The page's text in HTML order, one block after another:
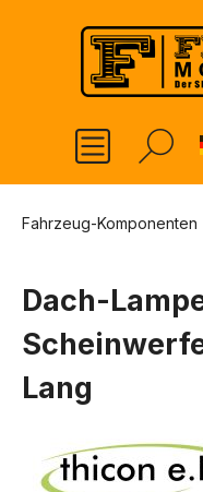
springen
Fahrzeug-Komponenten
Dach-
Lang